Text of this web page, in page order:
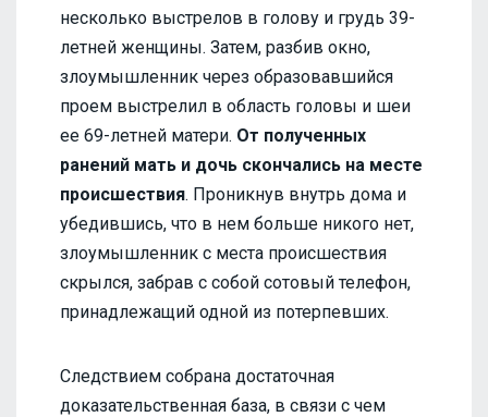
несколько выстрелов в голову и грудь 39-
летней женщины. Затем, разбив окно,
злоумышленник через образовавшийся
проем выстрелил в область головы и шеи
ее 69-летней матери. От полученных
ранений мать и дочь скончались на месте
происшествия. Проникнув внутрь дома и
убедившись, что в нем больше никого нет,
злоумышленник с места происшествия
скрылся, забрав с собой сотовый телефон,
принадлежащий одной из потерпевших.
Следствием собрана достаточная
доказательственная база, в связи с чем